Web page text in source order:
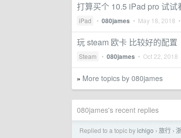
打算买个 10.5 iPad pro 试
iPad • 080james • May 18, 2018
玩 steam 欧卡 比较好的配置
Steam • 080james • Oct 22, 2018
» More topics by 080james
080james's recent replies
Replied to a topic byichigo › 旅行 ›